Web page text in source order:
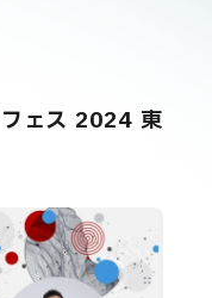
フェス 2024 東